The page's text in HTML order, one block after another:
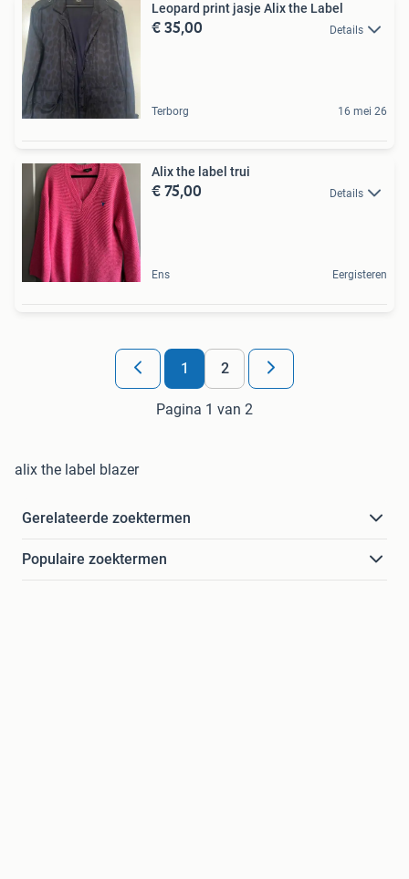
Leopard print jasje Alix the Label
€ 35,00 Details
Terborg 16 mei 26
Alix the label trui
€ 75,00 Details
Ens Eergisteren
1 2
Pagina 1 van 2
alix the label blazer
Gerelateerde zoektermen
Populaire zoektermen